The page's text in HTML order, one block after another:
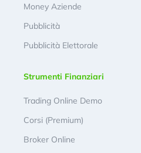
Money Aziende
Pubblicità
Pubblicità Elettorale
Strumenti Finanziari
Trading Online Demo
Corsi (Premium)
Broker Online